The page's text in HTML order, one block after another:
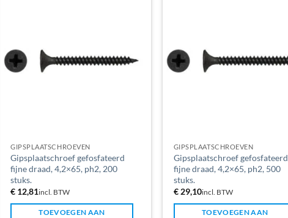
GIPSPLAATSCHROEVEN
Gipsplaatschroef gefosfateerd
fijne draad, 4,2×65, ph2, 200
stuks.
€ 12,81incl. BTW
TOEVOEGEN AAN
GIPSPLAATSCHROEVEN
Gipsplaatschroef gefosfateerd
fijne draad, 4,2×65, ph2, 500
stuks.
€29,10incl. BTW
TOEVOEGEN AAN